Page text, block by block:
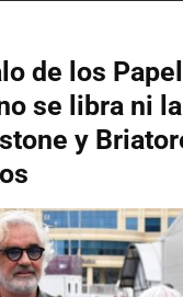
de los
se libra ni
y